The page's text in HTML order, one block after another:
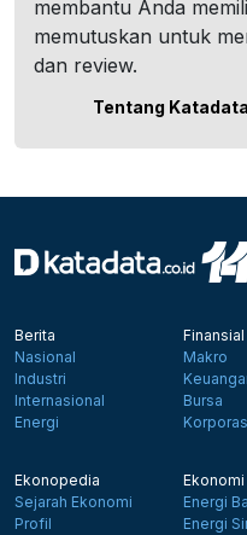
membantu Anda
memutuskan untuk
dan review.
Tentang
Berita
Nasional
Industri
Internasional
Energi
Finansial
Makro
Bursa
Ekonopedia
Sejarah Ekonomi
Profil
Ekonomi
Energi
Energi